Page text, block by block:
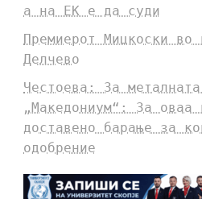
а на ЕК е да суди
Премиерот Мицкоски во
Делчево
Честоева: За
„Македониум“: За оваа
доставено барање за
одобрение